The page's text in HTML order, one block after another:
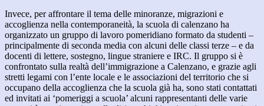
Invece, per affrontare il tema delle minoranze, migrazioni e
accoglienza nella contemporaneità, la scuola di calenzano ha
organizzato un gruppo di lavoro pomeridiano formato da studenti –
principalmente di seconda media con alcuni delle classi terze – e da
docenti di lettere, sostegno, lingue straniere e IRC. Il gruppo si è
confrontato sulla realtà dell’immigrazione a Calenzano, e grazie agli
stretti legami con l’ente locale e le associazioni del territorio che si
occupano della accoglienza che la scuola già ha, sono stati contattati
ed invitati ai ‘pomeriggi a scuola’ alcuni rappresentanti delle varie